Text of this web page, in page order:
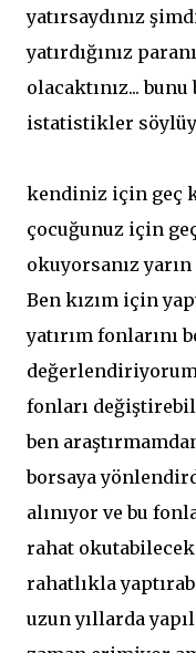
yatırsaydınız
yatırdığınız
olacaktınız...
istatistikler
kendiniz için geç
çocuğunuz için
okuyorsanız
Ben kızım için
yatırım fonlarını
değerlendiriyorum
fonları
ben
borsaya
alınıyor ve bu
rahat
rahatlıkla
uzun yıllarda